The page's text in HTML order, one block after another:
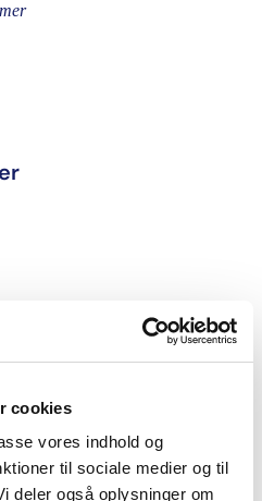
cookies
vores indhold og
til sociale medier og til
deler også oplysninger om